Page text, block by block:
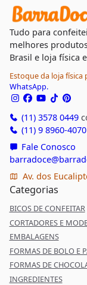
Tudo para
melhores
Brasil e loja física
Estoque da loja
WhatsApp.
(11) 3578 0449
(11) 9 8960-
Fale Conosco
Av. dos
Categorias
BICOS DE CONFEITAR
CORTADORES E
EMBALAGENS
FORMAS DE BOLO E
FORMAS DE
INGREDIENTES